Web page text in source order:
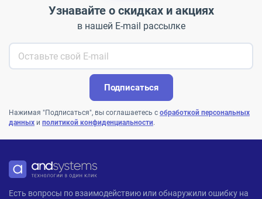
Узнавайте о скидках и акциях
в нашей E-mail рассылке
Подписаться
Нажимая "Подписаться", вы соглашаетесь с обработкой персональных
данных и политикой конфиденциальности.
ANDPRO
Есть вопросы по взаимодействию или обнаружили ошибку на